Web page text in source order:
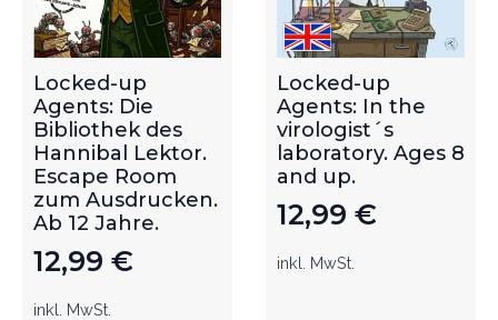
Locked-up
Agents: Die
Bibliothek des
Hannibal Lektor.
Escape Room
zum Ausdrucken.
Ab 12 Jahre.
12,99 €
inkl. MwSt.
Locked-up
Agents: In the
virologist´s
laboratory. Ages 8
and up.
12,99 €
inkl. MwSt.